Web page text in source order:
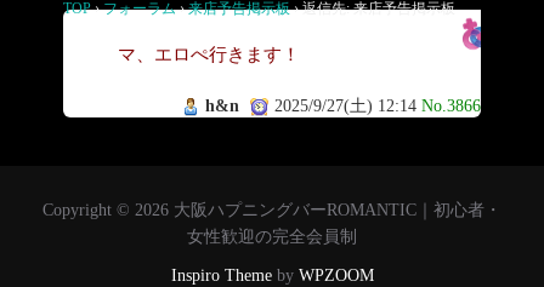
TOP › フォーラム › 来店予告掲示板 › 返信先: 来店予告掲示板
ロ
マ、エロぺ行きます！
h&n 2025/9/27(土) 12:14 No.3866
Copyright © 2026 大阪ハプニングバーROMANTIC｜初心者・
女性歓迎の完全会員制
Inspiro Themeby WPZOOM